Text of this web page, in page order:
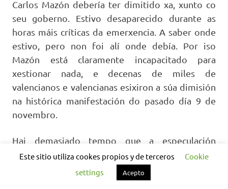
Carlos Mazón debería ter dimitido xa, xunto co
seu goberno. Estivo desaparecido durante as
horas máis críticas da emerxencia. A saber onde
estivo, pero non foi alí onde debía. Por iso
Mazón está claramente incapacitado para
xestionar nada, e decenas de miles de
valencianos e valencianas esixiron a súa dimisión
na histórica manifestación do pasado día 9 de
novembro.
Hai demasiado tempo que a especulación
capitalista disparou a construción desbocada,
tanto residencial como industrial, en costas e
áreas inundables, sen ter en conta os potenciais
Este sitio utiliza cookes propios y de terceros
Cookie
settings
Acepto